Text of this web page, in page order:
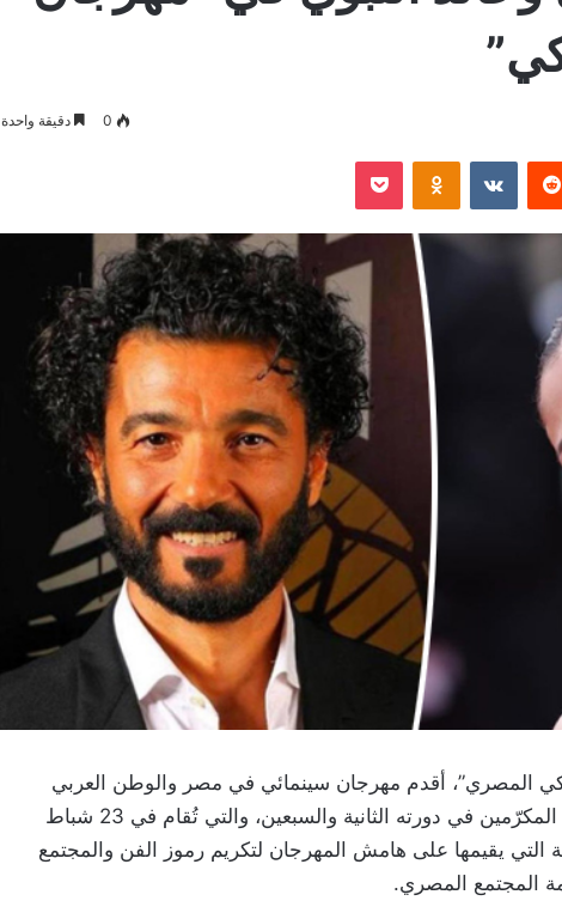
0 دقيقة واحدة
Odnoklassniki
‫Pocket
المصري”، أقدم مهرجان سينمائي في مصر والوطن العربي
والشرق الأوسط، عن أسماء الفنانين المكرّمين في دورته الثانية والسبعين، والتي تُقام في 23 شباط
التي يقيمها على هامش المهرجان لتكريم رموز الفن والمجتمع
المجتمع المصري.